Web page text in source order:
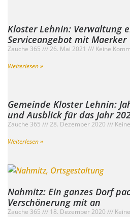
Kloster Lehnin: Verwaltung
Serviceangebot mit Maerker
Zauche 365 26. Mai 2021
Keine
Weiterlesen »
Gemeinde Kloster Lehnin:
und Ausblick für das Jahr
Zauche 365 28. Dezember 2020
Weiterlesen »
Nahmitz: Ein ganzes Dorf
Verschönerung mit an
Zauche 365 18. Dezember 2020